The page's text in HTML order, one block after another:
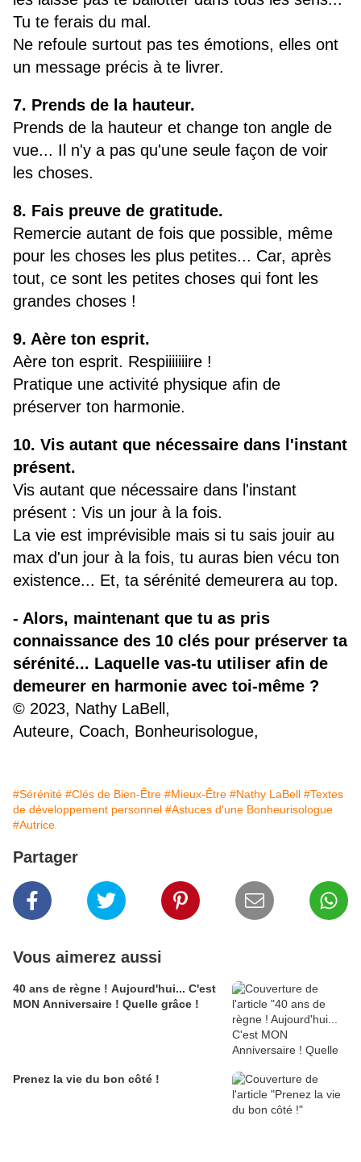
Tu te ferais du mal.
Ne refoule surtout pas tes émotions, elles ont
un message précis à te livrer.
7. Prends de la hauteur.
Prends de la hauteur et change ton angle de
vue... Il n'y a pas qu'une seule façon de voir
les choses.
8. Fais preuve de gratitude.
Remercie autant de fois que possible, même
pour les choses les plus petites... Car, après
tout, ce sont les petites choses qui font les
grandes choses !
9. Aère ton esprit.
Aère ton esprit. Respiiiiiiire !
Pratique une activité physique afin de
préserver ton harmonie.
10. Vis autant que nécessaire dans l'instant
présent.
Vis autant que nécessaire dans l'instant
présent : Vis un jour à la fois.
La vie est imprévisible mais si tu sais jouir au
max d'un jour à la fois, tu auras bien vécu ton
existence... Et, ta sérénité demeurera au top.
- Alors, maintenant que tu as pris
connaissance des 10 clés pour préserver ta
sérénité... Laquelle vas-tu utiliser afin de
demeurer en harmonie avec toi-même ?
© 2023, Nathy LaBell,
Auteure, Coach, Bonheurisologue,
#Sérénité #Clés de Bien-Être #Mieux-Être #Nathy LaBell #Textes
de développement personnel #Astuces d'une Bonheurisologue
#Autrice
Partager
Vous aimerez aussi
40 ans de règne ! Aujourd'hui... C'est
MON Anniversaire ! Quelle grâce !
Prenez la vie du bon côté !